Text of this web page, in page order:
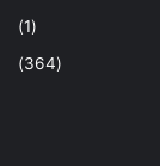
(1)
(364)